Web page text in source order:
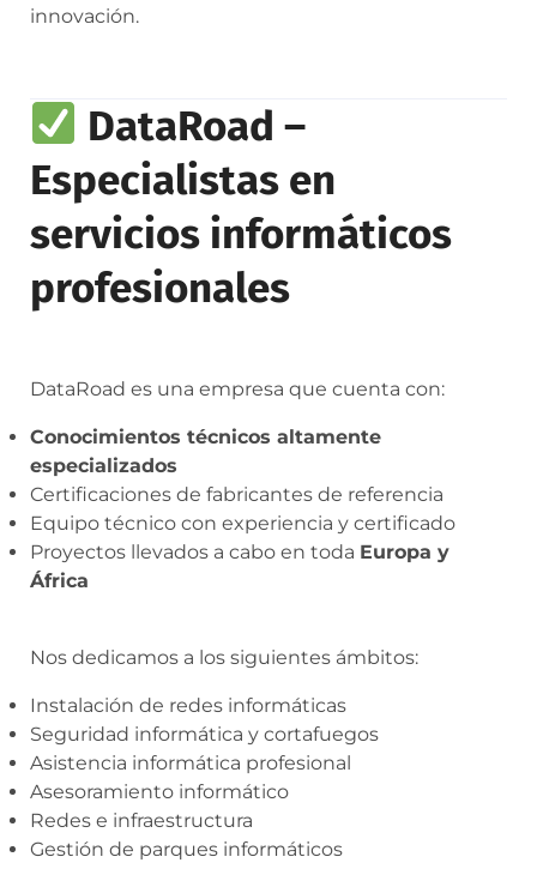
innovación.
DataRoad –
Especialistas en
servicios informáticos
profesionales
DataRoad es una empresa que cuenta con:
Conocimientos técnicos altamente
especializados
Certificaciones de fabricantes de referencia
Equipo técnico con experiencia y certificado
Proyectos llevados a cabo en toda Europa y
África
Nos dedicamos a los siguientes ámbitos:
Instalación de redes informáticas
Seguridad informática y cortafuegos
Asistencia informática profesional
Asesoramiento informático
Redes e infraestructura
Gestión de parques informáticos